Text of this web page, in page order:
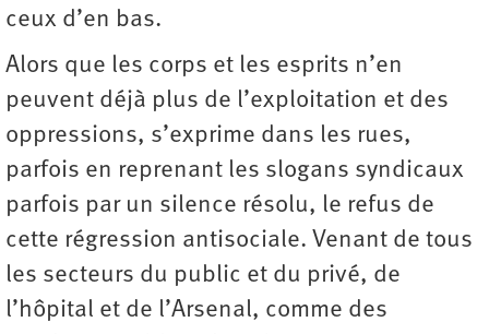
ceux d’en bas.
Alors que les corps et les esprits n’en
peuvent déjà plus de l’exploitation et des
oppressions, s’exprime dans les rues,
parfois en reprenant les slogans syndicaux
parfois par un silence résolu, le refus de
cette régression antisociale. Venant de tous
les secteurs du public et du privé, de
l’hôpital et de l’Arsenal, comme des